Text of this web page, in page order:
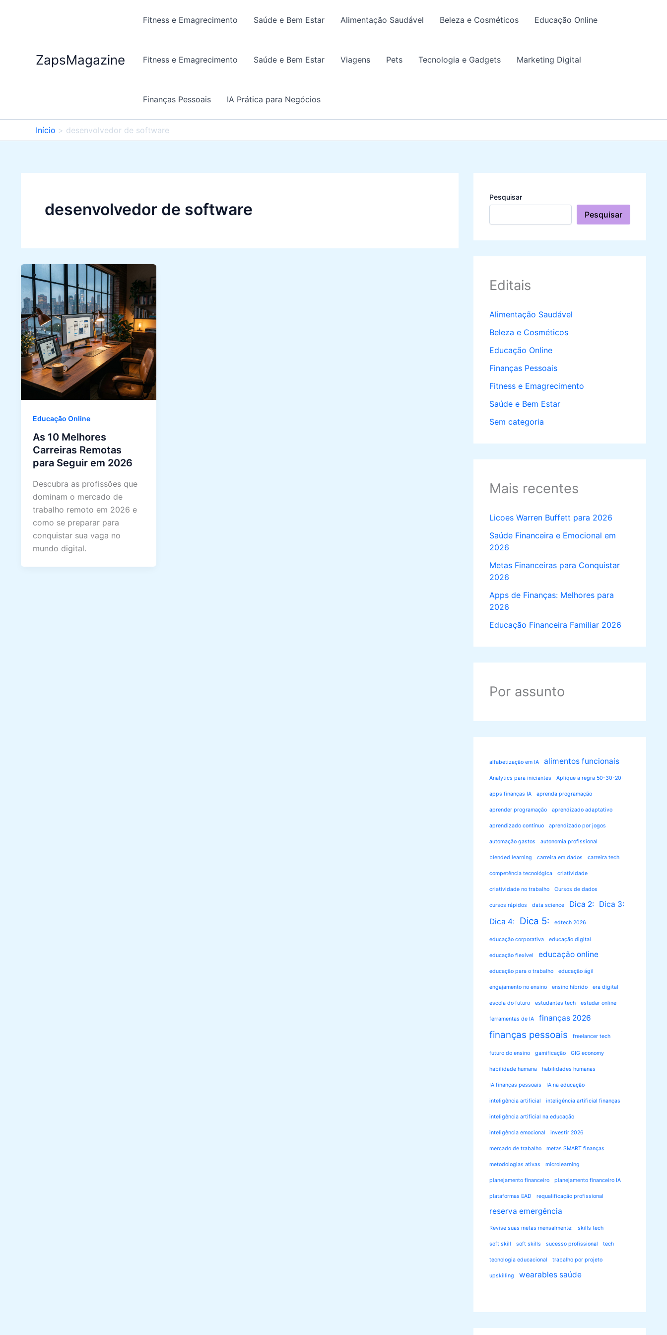
ZapsMagazine
Fitness e Emagrecimento Saúde e Bem Estar Alimentação Saudável Beleza e Cosméticos Educação Online
Fitness e Emagrecimento Saúde e Bem Estar Viagens Pets Tecnologia e Gadgets Marketing Digital
Finanças Pessoais IA Prática para Negócios
Início desenvolvedor de software
desenvolvedor de software
Educação Online
As 10 Melhores
Carreiras Remotas
para Seguir em 2026
Descubra as profissões que
dominam o mercado de
trabalho remoto em 2026 e
como se preparar para
conquistar sua vaga no
mundo digital.
Pesquisar
Pesquisar
Editais
Alimentação Saudável
Beleza e Cosméticos
Educação Online
Finanças Pessoais
Fitness e Emagrecimento
Saúde e Bem Estar
Sem categoria
Mais recentes
Licoes Warren Buffett para 2026
Saúde Financeira e Emocional em
2026
Metas Financeiras para Conquistar
2026
Apps de Finanças: Melhores para
2026
Educação Financeira Familiar 2026
Por assunto
alfabetização em IA alimentos funcionais
Analytics para iniciantes Aplique a regra 50-30-20:
apps finanças IA aprenda programação
aprender programação aprendizado adaptativo
aprendizado contínuo aprendizado por jogos
automação gastos autonomia profissional
blended learning carreira em dados carreira tech
competência tecnológica criatividade
criatividade no trabalho Cursos de dados
cursos rápidos data science Dica 2:
Dica 3:
Dica 4:
Dica 5: edtech 2026
educação corporativa educação digital
educação flexível educação online
educação para o trabalho educação ágil
engajamento no ensino ensino híbrido era digital
escola do futuro estudantes tech estudar online
ferramentas de IA finanças 2026
finanças pessoais freelancer tech
futuro do ensino gamificação GIG economy
habilidade humana habilidades humanas
IA finanças pessoais IA na educação
inteligência artificial inteligência artificial finanças
inteligência artificial na educação
inteligência emocional investir 2026
mercado de trabalho metas SMART finanças
metodologias ativas microlearning
planejamento financeiro planejamento financeiro IA
plataformas EAD requalificação profissional
reserva emergência
Revise suas metas mensalmente: skills tech
soft skill soft skills sucesso profissional tech
tecnologia educacional trabalho por projeto
upskilling wearables saúde